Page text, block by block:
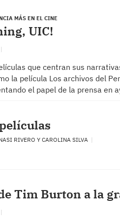
MÁS EN EL CINE
UIC!
que centran sus
la película Los archivos del
el papel de la prensa en
RIVERO Y CAROLINA SILVA
Tim Burton a la